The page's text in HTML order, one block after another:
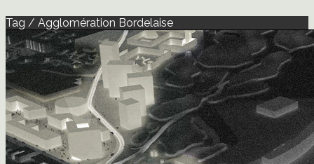
Tag / Agglomération Bordelaise